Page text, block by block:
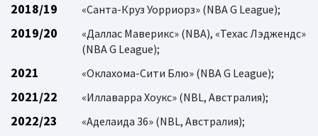
2018/19 «Санта-Круз Уорриорз» (NBA G League);
2019/20
«Даллас Маверикс» (NBA), «Техас Лэджендс»
(NBA G League);
2021 «Оклахома-Сити Блю» (NBA G League);
2021/22 «Иллаварра Хоукс» (NBL, Австралия);
2022/23 «Аделаида 36» (NBL, Австралия);